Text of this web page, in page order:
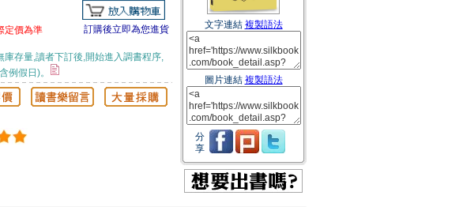
定價為準
訂購後立即為您進貨
存量,讀者下訂後,開始進入調書程序,
例假日)。
文字連結 複製語法
圖片連結 複製語法
分
享